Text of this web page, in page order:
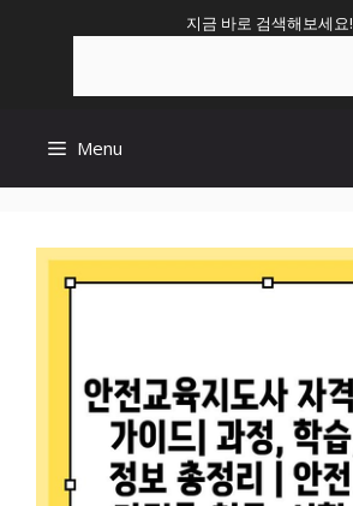
content
지금 바로 검색해보세요!
Menu